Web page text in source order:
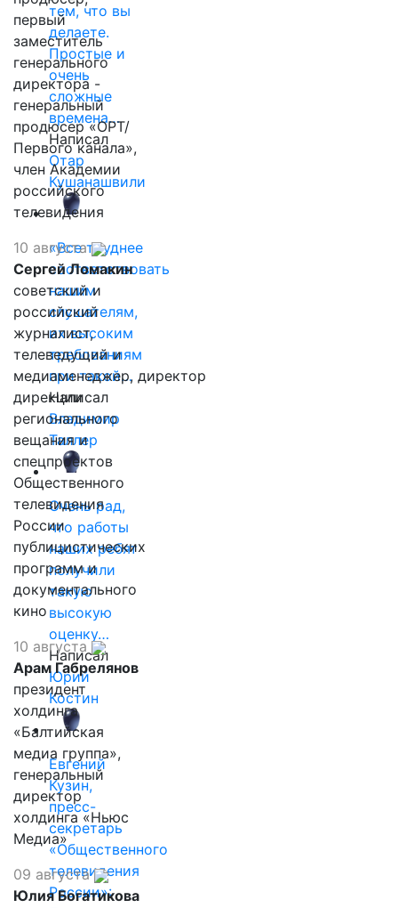
тем, что вы
делаете.
Простые и
очень
сложные
времена…
Написал
Отар
Кушанашвили
«Все труднее
соответствовать
нашим
слушателям,
их высоким
требованиям
при такой…
Написал
Владимир
Таллер
Очень рад,
что работы
наших ребят
получили
такую
высокую
оценку…
Написал
Юрий
Костин
Евгений
Кузин,
пресс-
секретарь
«Общественного
телевидения
России»:
первый
заместитель
генерального
директора -
генеральный
продюсер «ОРТ/
Первого канала»,
член Академии
российского
телевидения
10 августа
Сергей Ломакин
советский и
российский
журналист,
телеведущий и
медиаменеджер, директор
дирекции
регионального
вещания и
спецпроектов
Общественного
телевидения
России
публицистических
программ и
документального
кино
10 августа
Арам Габрелянов
президент
холдинга
«Балтийская
медиа группа»,
генеральный
директор
холдинга «Ньюс
Медиа»
09 августа
Юлия Богатикова